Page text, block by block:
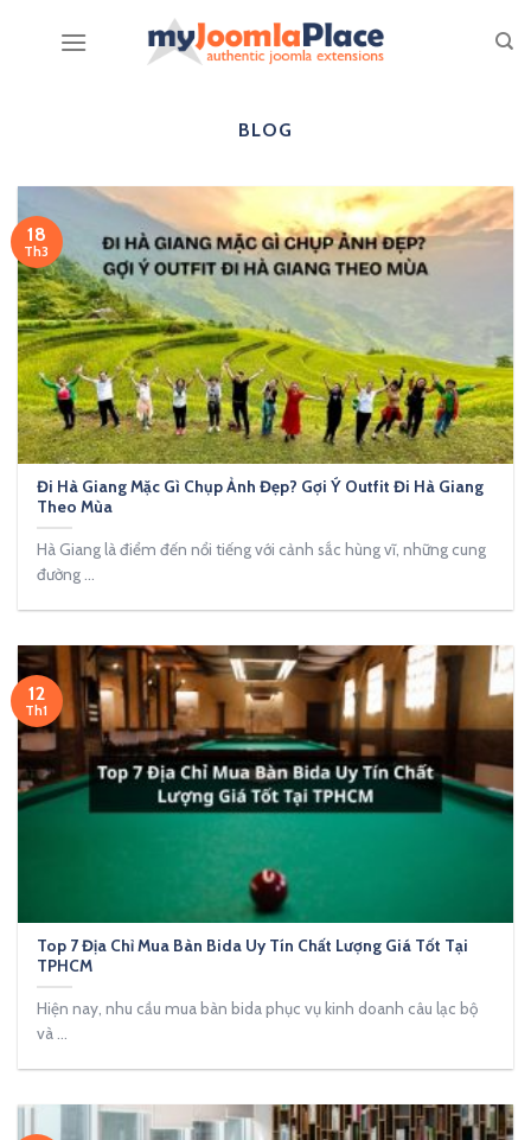
BLOG
Đi Hà Giang Mặc Gì Chụp Ảnh Đẹp? Gợi Ý Outfit Đi Hà Giang
Theo Mùa
Hà Giang là điểm đến nổi tiếng với cảnh sắc hùng vĩ, những cung
đường ...
18
Th3
Top 7 Địa Chỉ Mua Bàn Bida Uy Tín Chất Lượng Giá Tốt Tại
TPHCM
Hiện nay, nhu cầu mua bàn bida phục vụ kinh doanh câu lạc bộ
và ...
12
Th1